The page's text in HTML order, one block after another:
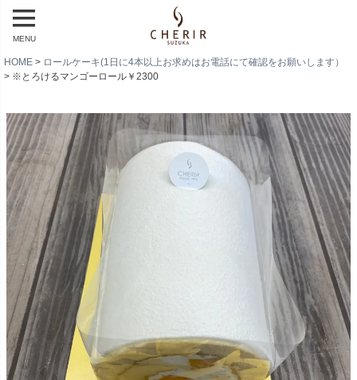
MENU
HOME
ロールケーキ(1日に4本以上お求めはお電話にて確認をお願いします）
※とろけるマンゴーロール￥2300